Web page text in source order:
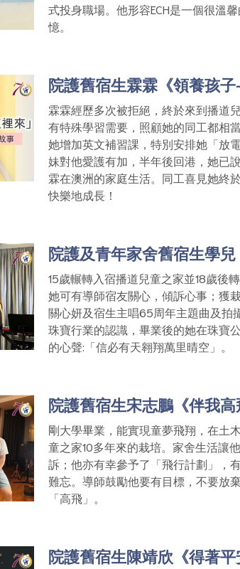
式投身職場。他形容ECH是一個很溫
憶。
院護舊宿生霖霖《領養孩
霖霖經歷多次被拒絕，終於來到播道
有特殊學習需要，照顧她的同工都相
她增加英文補習課，特別安排她「放
妹對他愛護有加，半年後回港，她已
霖在澳洲的家庭生活。同工喜見她終
快樂地成長！
院護及青年家舍舊宿生學兒
15歲輾轉入宿播道兒童之家並18歲後
她可有導師宿友關心，傾訴心事；獲
關心妍及宿生主唱65周年主題曲及拍
珠寶行業的認識，畢業後的她在珠寶
的心聲:「信必有天翱翔萬里晴空」。
院護舊宿生宋志鵬《伴我高
剛大學畢業，能實現童夢飛翔，在土
童之家10多年來的栽培。家舍生活讓
訴；他亦有幸參予了「飛行計劃」，
難忘。導師鼓勵他要有目標，不要放
「高飛」。
院護舊宿生陳靖欣《得著平